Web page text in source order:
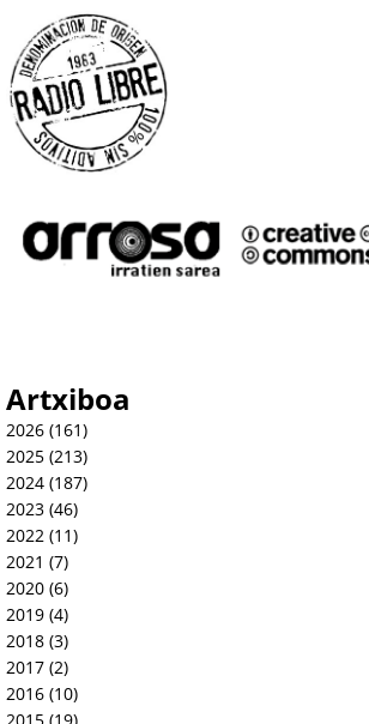
Artxiboa
2026(161)
2025(213)
2024(187)
2023(46)
2022 (11)
2021 (7)
2020(6)
2019(4)
2018(3)
2017(2)
2016(10)